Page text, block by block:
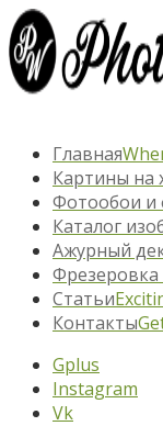
Главная
Картины на
Фотообои и
Каталог
Ажурный
Статьи
Контакты
Gplus
Instagram
Vk